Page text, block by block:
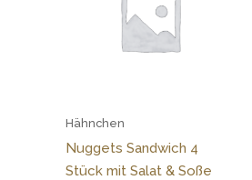
Hähnchen
Nuggets Sandwich 4
Stück mit Salat & Soße